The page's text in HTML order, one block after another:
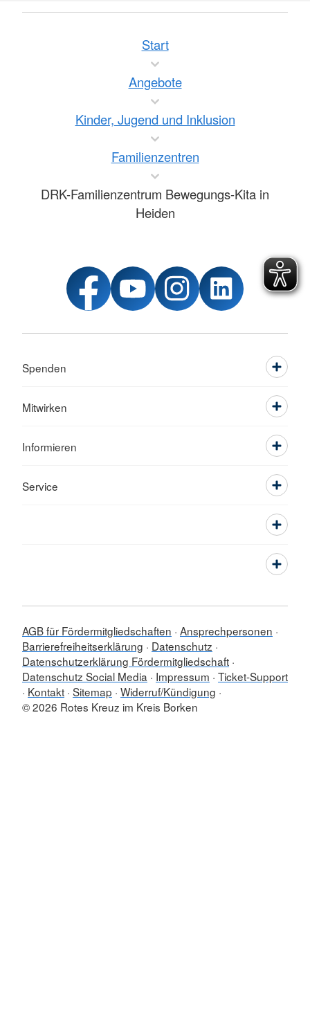
Start
Angebote
Kinder, Jugend und Inklusion
Familienzentren
DRK-Familienzentrum Bewegungs-Kita in
Heiden
Spenden
Mitwirken
Informieren
Service
AGB für Fördermitgliedschaften Ansprechpersonen
Barrierefreiheitserklärung
Datenschutz
Datenschutzerklärung Fördermitgliedschaft
Datenschutz Social Media
Impressum Ticket-Support
Kontakt Sitemap Widerruf/Kündigung
© 2026 Rotes Kreuz im Kreis Borken